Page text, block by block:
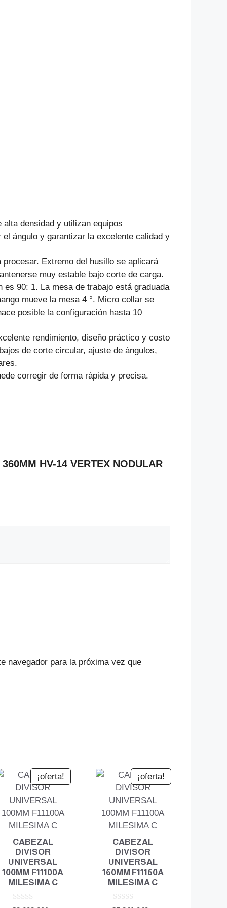
densidad y utilizan equipos
ángulo y garantizar la excelente calidad y
Extremo del husillo se aplicará
muy estable bajo corte de carga.
90: 1. La mesa de trabajo está graduada
mueve la mesa 4 °. Micro collar se
posible la configuración hasta 10
rendimiento, diseño práctico y costo
de corte circular, ajuste de ángulos,
corregir de forma rápida y precisa.
HV-14 VERTEX NODULAR
navegador para la próxima vez que
¡oferta!
CABEZAL
DIVISOR
UNIVERSAL
100MM F11100A
MILESIMA C
¡oferta!
CABEZAL
DIVISOR
UNIVERSAL
160MM F11160A
MILESIMA C